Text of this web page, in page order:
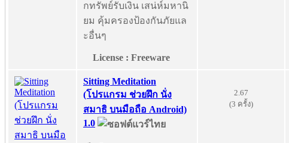
กทรัพย์รับเงิน เสน่ห์มหานิ
ยม คุ้มครองป้องกันภัยแล
ะอื่นๆ
License : Freeware
Sitting Meditation
(โปรแกรม ช่วยฝึก นั่ง
สมาธิ บนมือถือ Android)
1.0
2.67
(3 ครั้ง)